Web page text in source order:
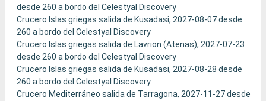
desde 260 a bordo del Celestyal Discovery
Crucero Islas griegas salida de Kusadasi, 2027-08-07 desde
260 a bordo del Celestyal Discovery
Crucero Islas griegas salida de Lavrion (Atenas), 2027-07-23
desde 260 a bordo del Celestyal Discovery
Crucero Islas griegas salida de Kusadasi, 2027-08-28 desde
260 a bordo del Celestyal Discovery
Crucero Mediterráneo salida de Tarragona, 2027-11-27 desde